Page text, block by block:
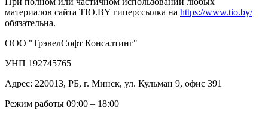
материалов сайта TIO.BY гиперссылка на https://www.tio.by/
обязательна.
ООО "ТрэвелСофт Консалтинг"
УНП 192745765
Адрес: 220013, РБ, г. Минск, ул. Кульман 9, офис 391
Режим работы 09:00 – 18:00